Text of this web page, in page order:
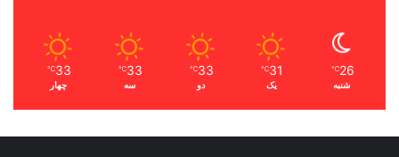
26
℃
شنبه
31
℃
یک
33
℃
دو
33
℃
سه
33
℃
چهار